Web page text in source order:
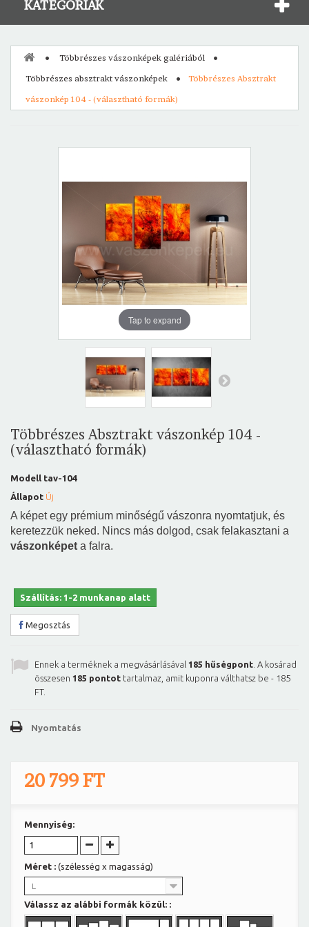
KATEGÓRIÁK
Többrészes vászonképek galériából
Többrészes absztrakt vászonképek
Többrészes Absztrakt
vászonkép 104 - (választható formák)
Tap to expand
Többrészes Absztrakt vászonkép 104 -
(választható formák)
Modell tav-104
Állapot Új
A képet egy prémium minőségű vászonra nyomtatjuk, és
keretezzük neked. Nincs más dolgod, csak felakasztani a
vászonképet a falra.
Szállítás: 1-2 munkanap alatt
Megosztás
Ennek a terméknek a megvásárlásával 185 hűségpont . A kosárad
összesen 185 pontot tartalmaz, amit kuponra válthatsz be - 185
FT.
Nyomtatás
20 799 FT
Mennyiség:
Méret : (szélesség x magasság)
L
Válassz az alábbi formák közül: :